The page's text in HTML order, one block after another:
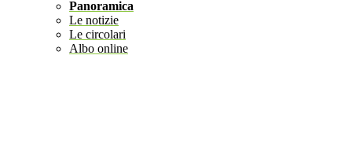
Panoramica
Le notizie
Le circolari
Albo online